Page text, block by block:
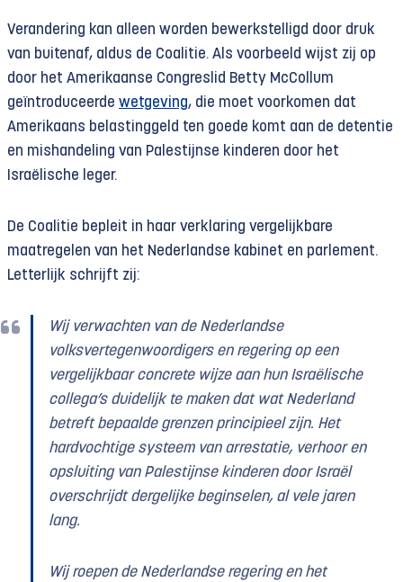
Verandering kan alleen worden bewerkstelligd door druk
van buitenaf, aldus de Coalitie. Als voorbeeld wijst zij op
door het Amerikaanse Congreslid Betty McCollum
geïntroduceerde wetgeving, die moet voorkomen dat
Amerikaans belastinggeld ten goede komt aan de detentie
en mishandeling van Palestijnse kinderen door het
Israëlische leger.
De Coalitie bepleit in haar verklaring vergelijkbare
maatregelen van het Nederlandse kabinet en parlement.
Letterlijk schrijft zij:
Wij verwachten van de Nederlandse
volksvertegenwoordigers en regering op een
vergelijkbaar concrete wijze aan hun Israëlische
collega’s duidelijk te maken dat wat Nederland
betreft bepaalde grenzen principieel zijn. Het
hardvochtige systeem van arrestatie, verhoor en
opsluiting van Palestijnse kinderen door Israël
overschrijdt dergelijke beginselen, al vele jaren
lang.
Wij roepen de Nederlandse regering en het